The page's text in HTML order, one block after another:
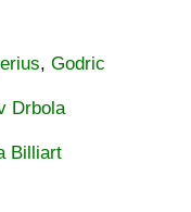
, Godric
Drbola
Billiart